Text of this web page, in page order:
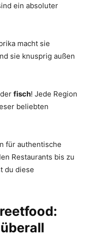
ein absoluter
macht sie
sie knusprig außen
fisch! Jede Region
beliebten
für authentische
Restaurants bis zu
du diese